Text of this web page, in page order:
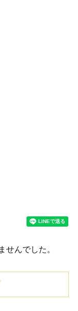
んでした。